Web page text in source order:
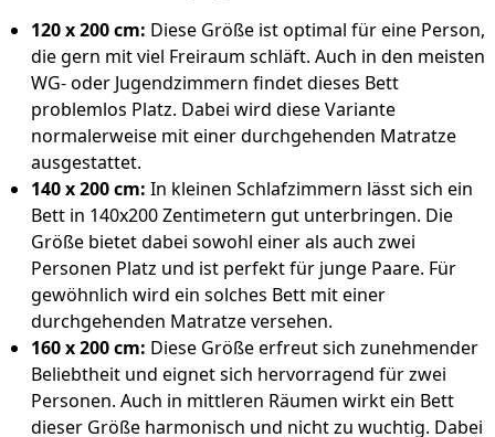
120 x 200 cm: Diese Größe ist optimal für eine Person,
die gern mit viel Freiraum schläft. Auch in den meisten
WG- oder Jugendzimmern findet dieses Bett
problemlos Platz. Dabei wird diese Variante
normalerweise mit einer durchgehenden Matratze
ausgestattet.
140 x 200 cm: In kleinen Schlafzimmern lässt sich ein
Bett in 140x200 Zentimetern gut unterbringen. Die
Größe bietet dabei sowohl einer als auch zwei
Personen Platz und ist perfekt für junge Paare. Für
gewöhnlich wird ein solches Bett mit einer
durchgehenden Matratze versehen.
160 x 200 cm: Diese Größe erfreut sich zunehmender
Beliebtheit und eignet sich hervorragend für zwei
Personen. Auch in mittleren Räumen wirkt ein Bett
dieser Größe harmonisch und nicht zu wuchtig. Dabei